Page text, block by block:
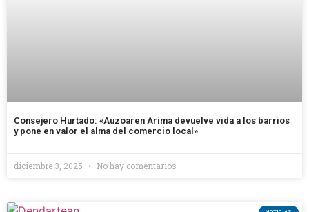
Consejero Hurtado: «Auzoaren Arima devuelve vida a los barrios
y pone en valor el alma del comercio local»
diciembre 3, 2025 No hay comentarios